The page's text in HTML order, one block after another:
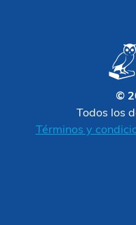
©
Todos los
Términos y